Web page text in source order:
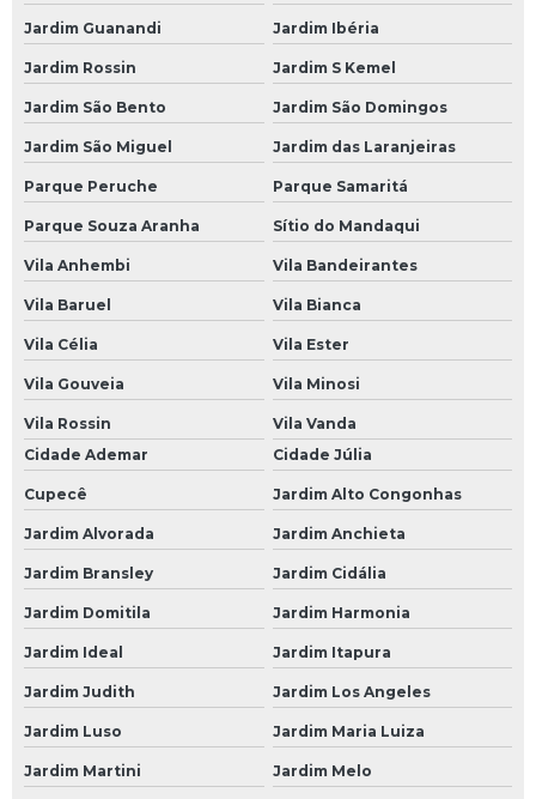
Mecânico a Domicílio na Paulista
Mecânico a Domicílio na Zona Leste
Mecânico a Domicílio na Zona Norte
Mecânico a Domicílio na Zona Oeste
Mecânico a Domicílio na Zona Sul
Mecânico a Domicílio no Morumbi
Mecânico a Domicílio SP
Oficina Mecânica a Domicílio
Oficina Mecânica em Domicílio
Serviço Mecânica a Domicílio
Revisões Veiculares
Revisão Automotiva
Revisão Automotiva Preço
Revisão Automotiva SP
Revisão de Carro
Revisão de Carros
Revisão Elétrica Automotiva
Revisão Preventiva Automotiva
Revisão Veicular
Jardim Guanandi Jardim Ibéria
Jardim Rossin Jardim S Kemel
Jardim São Bento Jardim São Domingos
Jardim São Miguel Jardim das Laranjeiras
Parque Peruche Parque Samaritá
Parque Souza Aranha Sítio do Mandaqui
Vila Anhembi Vila Bandeirantes
Vila Baruel Vila Bianca
Vila Célia Vila Ester
Vila Gouveia Vila Minosi
Vila Rossin
Vila Vanda
Cidade Ademar
Cidade Júlia
Cupecê Jardim Alto Congonhas
Jardim Alvorada Jardim Anchieta
Jardim Bransley Jardim Cidália
Jardim Domitila Jardim Harmonia
Jardim Ideal Jardim Itapura
Jardim Judith Jardim Los Angeles
Jardim Luso Jardim Maria Luiza
Jardim Martini Jardim Melo